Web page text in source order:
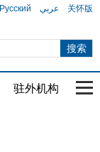
Русский عربي 关怀版
驻外机构 国